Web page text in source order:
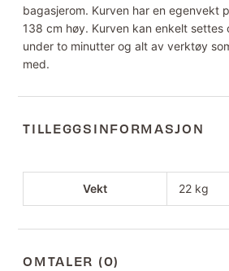
bagasjerom. Kurven har en egenvekt
138 cm høy. Kurven kan enkelt settes
under to minutter og alt av verktøy
med.
TILLEGGSINFORMASJON
Vekt 22 kg
OMTALER (0)